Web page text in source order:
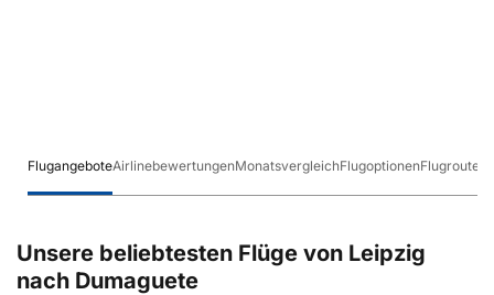
FlugangeboteAirlinebewertungenMonatsvergleichFlugoptionenFlugrouten
Unsere beliebtesten Flüge von Leipzig
nach Dumaguete